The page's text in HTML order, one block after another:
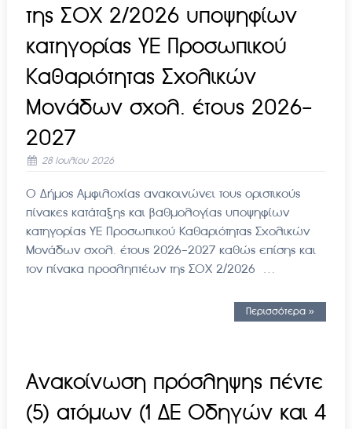
της ΣΟΧ 2/2026 υποψηφίων
κατηγορίας ΥΕ Προσωπικού
Καθαριότητας Σχολικών
Μονάδων σχολ. έτους 2026-
2027
28 Ιουλίου 2026
Ο Δήμος Αμφιλοχίας ανακοινώνει τους οριστικούς
πίνακες κατάταξης και βαθμολογίας υποψηφίων
κατηγορίας ΥΕ Προσωπικού Καθαριότητας Σχολικών
Μονάδων σχολ. έτους 2026-2027 καθώς επίσης και
τον πίνακα προσληπτέων της ΣΟΧ 2/2026 …
Περισσότερα »
Ανακοίνωση πρόσληψης πέντε
(5) ατόμων (1 ΔΕ Οδηγών και 4